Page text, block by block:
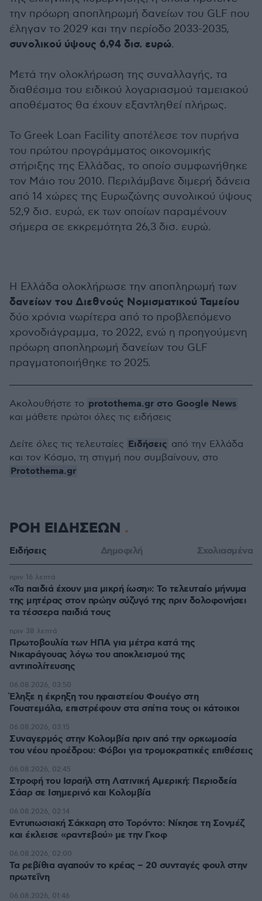
την πρόωρη αποπληρωμή δανείων του GLF που
έληγαν το 2029 και την περίοδο 2033-2035,
συνολικού ύψους 6,94 δισ. ευρώ.
Μετά την ολοκλήρωση της συναλλαγής, τα
διαθέσιμα του ειδικού λογαριασμού ταμειακού
αποθέματος θα έχουν εξαντληθεί πλήρως.
Το Greek Loan Facility αποτέλεσε τον πυρήνα
του πρώτου προγράμματος οικονομικής
στήριξης της Ελλάδας, το οποίο συμφωνήθηκε
τον Μάιο του 2010. Περιλάμβανε διμερή δάνεια
από 14 χώρες της Ευρωζώνης συνολικού ύψους
52,9 δισ. ευρώ, εκ των οποίων παραμένουν
σήμερα σε εκκρεμότητα 26,3 δισ. ευρώ.
Η Ελλάδα ολοκλήρωσε την αποπληρωμή των
δανείων του Διεθνούς Νομισματικού Ταμείου
δύο χρόνια νωρίτερα από το προβλεπόμενο
χρονοδιάγραμμα, το 2022, ενώ η προηγούμενη
πρόωρη αποπληρωμή δανείων του GLF
πραγματοποιήθηκε το 2025.
Ακολουθήστε το protothema.gr στο Google News
και μάθετε πρώτοι όλες τις ειδήσεις
Δείτε όλες τις τελευταίες Ειδήσεις από την Ελλάδα
και τον Κόσμο, τη στιγμή που συμβαίνουν, στο
Protothema.gr
ΡΟΗ ΕΙΔΗΣΕΩΝ
Ειδήσεις Δημοφιλή Σχολιασμένα
«Τα παιδιά έχουν μια μικρή ίωση»: Το τελευταίο μήνυμα
της μητέρας στον πρώην σύζυγό της πριν δολοφονήσει
τα τέσσερα παιδιά τους
πριν 16 λεπτά
Πρωτοβουλία των ΗΠΑ για μέτρα κατά της
Νικαράγουας λόγω του αποκλεισμού της
αντιπολίτευσης
πριν 38 λεπτά
Έληξε η έκρηξη του ηφαιστείου Φουέγο στη
Γουατεμάλα, επιστρέφουν στα σπίτια τους οι κάτοικοι
06.08.2026, 03:50
Συναγερμός στην Κολομβία πριν από την ορκωμοσία
του νέου προέδρου: Φόβοι για τρομοκρατικές επιθέσεις
06.08.2026, 03:15
Στροφή του Ισραήλ στη Λατινική Αμερική: Περιοδεία
Σάαρ σε Ισημερινό και Κολομβία
06.08.2026, 02:45
Εντυπωσιακή Σάκκαρη στο Τορόντο: Νίκησε τη Σονμέζ
και έκλεισε «ραντεβού» με την Γκοφ
06.08.2026, 02:14
Τα ρεβίθια αγαπούν το κρέας – 20 συνταγές φουλ στην
πρωτεΐνη
06.08.2026, 02:00
06.08.2026, 01:46